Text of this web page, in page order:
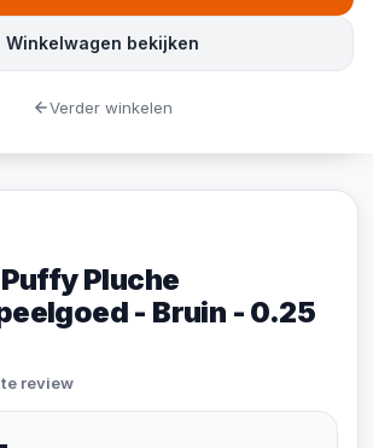
Pluche
- Bruin - 0.25
review
Winkelwagen bekijken
Verder winkelen